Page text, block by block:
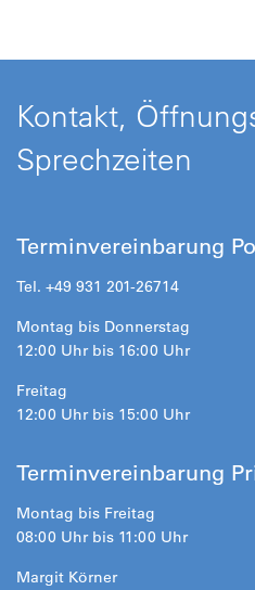
Kontakt,
Sprechzeiten
Terminvereinbarung
Tel. +49 931 201-26714
Montag bis Donnerstag
12:00 Uhr bis 16:00 Uhr
Freitag
12:00 Uhr bis 15:00 Uhr
Terminvereinbarung
Montag bis Freitag
08:00 Uhr bis 11:00 Uhr
Margit Körner